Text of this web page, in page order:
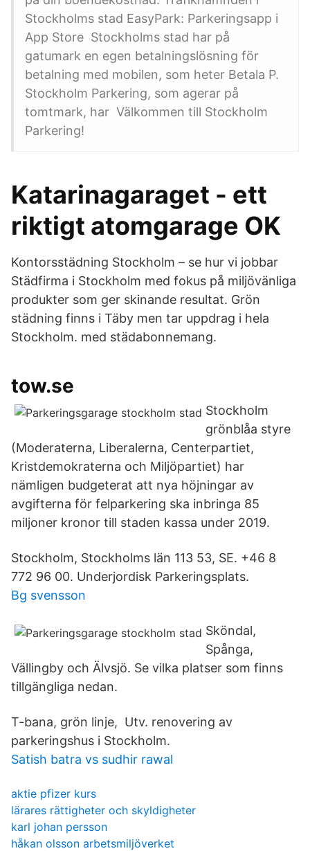
Stockholms stad EasyPark: Parkeringsapp i
App Store Stockholms stad har på
gatumark en egen betalningslösning för
betalning med mobilen, som heter Betala P.
Stockholm Parkering, som agerar på
tomtmark, har Välkommen till Stockholm
Parkering!
Katarinagaraget - ett
riktigt atomgarage OK
Kontorsstädning Stockholm – se hur vi jobbar
Städfirma i Stockholm med fokus på miljövänliga
produkter som ger skinande resultat. Grön
städning finns i Täby men tar uppdrag i hela
Stockholm. med städabonnemang.
tow.se
Stockholm
grönblåa styre
(Moderaterna, Liberalerna, Centerpartiet,
Kristdemokraterna och Miljöpartiet) har
nämligen budgeterat att nya höjningar av
avgifterna för felparkering ska inbringa 85
miljoner kronor till staden kassa under 2019.
Stockholm, Stockholms län 113 53, SE. +46 8
772 96 00. Underjordisk Parkeringsplats.
Bg svensson
Sköndal,
Spånga,
Vällingby och Älvsjö. Se vilka platser som finns
tillgängliga nedan.
T-bana, grön linje, Utv. renovering av
parkeringshus i Stockholm.
Satish batra vs sudhir rawal
aktie pfizer kurs
lärares rättigheter och skyldigheter
karl johan persson
håkan olsson arbetsmiljöverket